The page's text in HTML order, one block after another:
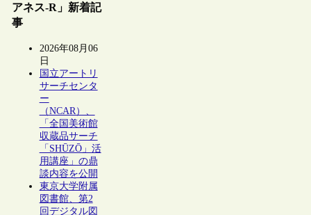
アネス-R」新着記
事
2026年08月06
日
国立アートリ
サーチセンタ
ー
（NCAR）、
「全国美術館
収蔵品サーチ
「SHŪZŌ」活
用講座」の鼎
談内容を公開
東京大学附属
図書館、第2
回デジタル図